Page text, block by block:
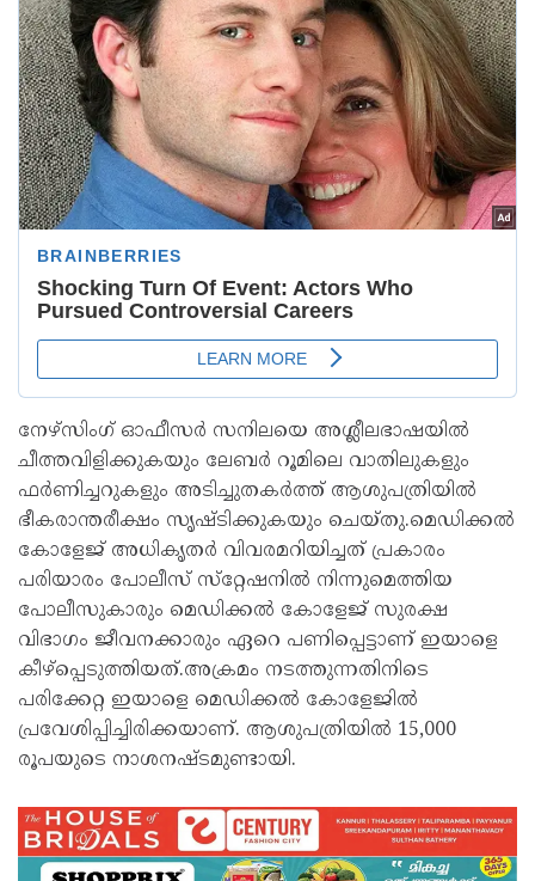
നേഴ്‌സിംഗ് ഓഫീസർ സനിലയെ അശ്ലീലഭാഷയിൽ
ചീത്തവിളിക്കുകയും ലേബർ റൂമിലെ വാതിലുകളും
ഫർണിച്ചറുകളും അടിച്ചുതകർത്ത് ആശുപത്രിയിൽ
ഭീകരാന്തരീക്ഷം സൃഷ്ടിക്കുകയും ചെയ്തു.മെഡിക്കൽ
കോളേജ് അധികൃതർ വിവരമറിയിച്ചത് പ്രകാരം
പരിയാരം പോലീസ് സ്‌റ്റേഷനിൽ നിന്നുമെത്തിയ
പോലീസുകാരും മെഡിക്കൽ കോളേജ് സുരക്ഷ
വിഭാഗം ജീവനക്കാരും ഏറെ പണിപ്പെട്ടാണ് ഇയാളെ
കീഴ്‌പ്പെടുത്തിയത്.അക്രമം നടത്തുന്നതിനിടെ
പരിക്കേറ്റ ഇയാളെ മെഡിക്കൽ കോളേജിൽ
പ്രവേശിപ്പിച്ചിരിക്കയാണ്. ആശുപത്രിയിൽ 15,000
രൂപയുടെ നാശനഷ്ടമുണ്ടായി.